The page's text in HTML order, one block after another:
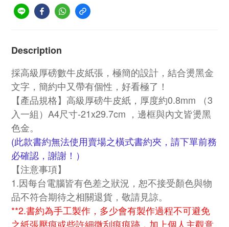
Description
採高級厚磅數牛皮紙張，極簡的設計，結合燙黑金
文字，簡約中又帶有個性，好看極了！
【產品規格】高級厚磅牛皮紙，厚度約0.8mm （3
入一組）A4尺寸-21x29.7cm ，邊框與內文皆燙黑
色金。
(此款書約無法使用賣場之橫式書約夾，請下單前務
必確認，謝謝！）
【注意事項】
1.因每台電腦皆有色差之狀況，恕不接受顏色與物
品不符合期待之相關退貨，敬請見諒。
**2.書約為手工製作，多少會有製作過程不可避免
之紙張壓痕或些許細微刮痕痕跡，加上個人主觀意